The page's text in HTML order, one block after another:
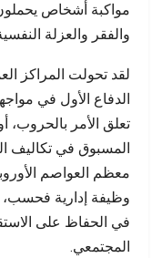
مواكبة أشخاص
والفقر والعزلة
لقد تحولت المراكز
الدفاع الأول في
تعلق الأمر بالحروب،
المسبوق في تكاليف
معظم العواصم
وظيفة إدارية
في الحفاظ على
المجتمعي.